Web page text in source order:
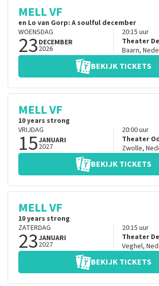
MELL VF
en Lo van Gorp: A soulful december
WOENSDAG
23DECEMBER
2026
20:15 uur
Theater
Baarn,
BEKIJK TICKETS
MELL VF
10 years strong
VRIJDAG
15JANUARI
2027
20:00uur
Theater
Zwolle,
BEKIJK TICKETS
MELL VF
10 years strong
ZATERDAG
23JANUARI
2027
20:15 uur
Theater
Veghel,
BEKIJK TICKETS